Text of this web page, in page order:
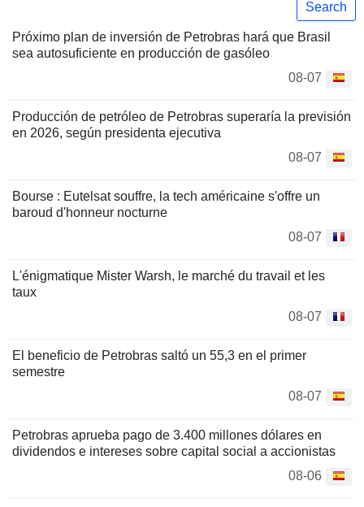
Search
Próximo plan de inversión de Petrobras hará que Brasil
sea autosuficiente en producción de gasóleo
08-07
Producción de petróleo de Petrobras superaría la previsión
en 2026, según presidenta ejecutiva
08-07
Bourse : Eutelsat souffre, la tech américaine s'offre un
baroud d'honneur nocturne
08-07
L'énigmatique Mister Warsh, le marché du travail et les
taux
08-07
El beneficio de Petrobras saltó un 55,3 en el primer
semestre
08-07
Petrobras aprueba pago de 3.400 millones dólares en
dividendos e intereses sobre capital social a accionistas
08-06